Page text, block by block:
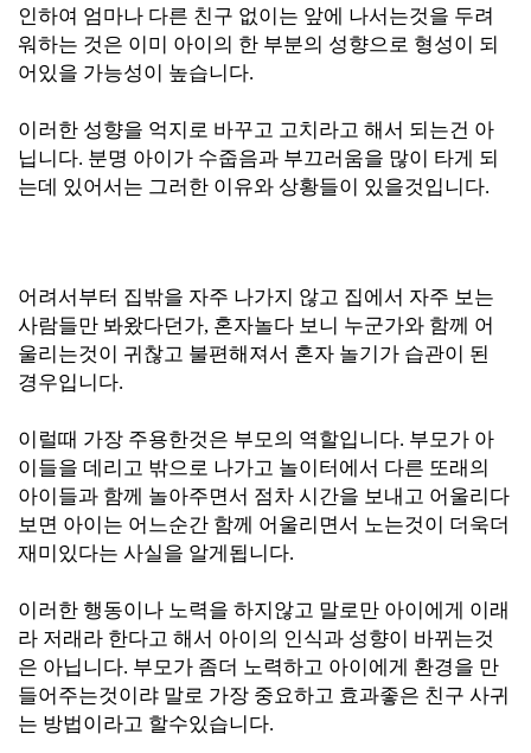
인하여 엄마나 다른 친구 없이는 앞에 나서는것을 두려
워하는 것은 이미 아이의 한 부분의 성향으로 형성이 되
어있을 가능성이 높습니다.
이러한 성향을 억지로 바꾸고 고치라고 해서 되는건 아
닙니다. 분명 아이가 수줍음과 부끄러움을 많이 타게 되
는데 있어서는 그러한 이유와 상황들이 있을것입니다.
어려서부터 집밖을 자주 나가지 않고 집에서 자주 보는
사람들만 봐왔다던가, 혼자놀다 보니 누군가와 함께 어
울리는것이 귀찮고 불편해져서 혼자 놀기가 습관이 된
경우입니다.
이럴때 가장 주용한것은 부모의 역할입니다. 부모가 아
이들을 데리고 밖으로 나가고 놀이터에서 다른 또래의
아이들과 함께 놀아주면서 점차 시간을 보내고 어울리다
보면 아이는 어느순간 함께 어울리면서 노는것이 더욱더
재미있다는 사실을 알게됩니다.
이러한 행동이나 노력을 하지않고 말로만 아이에게 이래
라 저래라 한다고 해서 아이의 인식과 성향이 바뀌는것
은 아닙니다. 부모가 좀더 노력하고 아이에게 환경을 만
들어주는것이랴 말로 가장 중요하고 효과좋은 친구 사귀
는 방법이라고 할수있습니다.